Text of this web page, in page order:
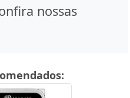
nossas